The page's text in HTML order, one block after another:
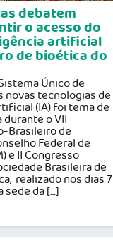
debatem
o acesso do
artificial
de bioética do
Único de
novas tecnologias de
(IA) foi tema de
o VII
Brasileiro de
Federal de
e II Congresso
Brasileira de
realizado nos dias 7
sede da […]